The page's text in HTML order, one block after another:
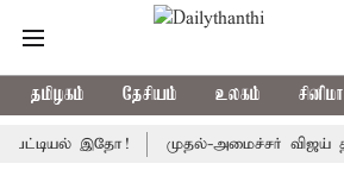
தமிழகம் தேசியம் உலகம் சினிமா
இதோ! முதல்-அமைச்சர் விஜய்